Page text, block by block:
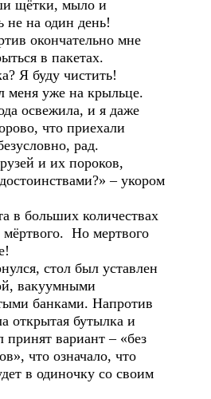
мыло и
на один день!
окончательно мне
в пакетах.
буду чистить!
уже на крыльце.
и я даже
что приехали
рад.
и их пороков,
– укором
больших количествах
мёртвого. Но мертвого
стол был уставлен
вакуумными
банками. Напротив
открытая бутылка и
принят вариант – «без
что означало, что
в одиночку со своим